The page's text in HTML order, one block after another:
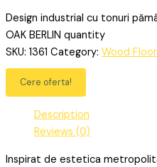
Design industrial cu tonuri
OAK BERLIN quantity
SKU: 1361 Category: Wood
Cere oferta!
Description
Reviews (0)
Inspirat de estetica